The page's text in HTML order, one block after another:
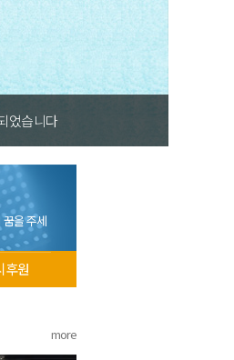
었습니다
꿈을 주세
후원
more